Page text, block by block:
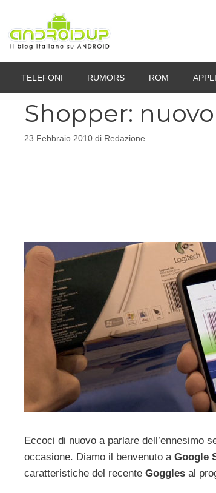
contenuto
TELEFONI RUMORS ROM
Shopper:
23 Febbraio 2010 di Redazione
Eccoci di nuovo a parlare dell’ennesimo
occasione. Diamo il benvenuto a Google
caratteristiche del recente Goggles al